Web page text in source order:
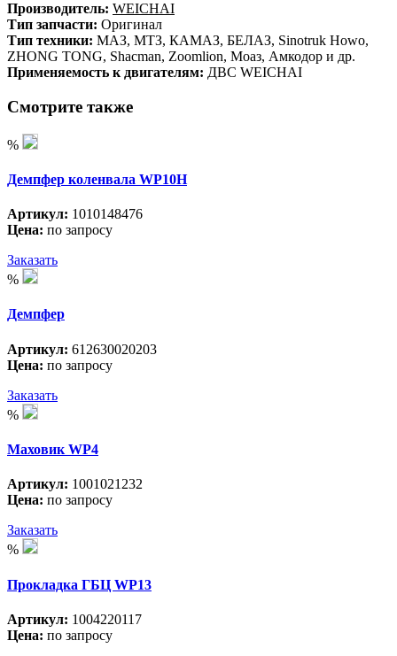
Производитель: WEICHAI
Тип запчасти: Оригинал
Тип техники: МАЗ, МТЗ, КАМАЗ, БЕЛАЗ, Sinotruk Howo,
ZHONG TONG, Shacman, Zoomlion, Моаз, Амкодор и др.
Применяемость к двигателям: ДВС WEICHAI
Смотрите также
%
Демпфер коленвала WP10H
Артикул: 1010148476
Цена: по запросу
Заказать
%
Демпфер
Артикул: 612630020203
Цена: по запросу
Заказать
%
Маховик WP4
Артикул: 1001021232
Цена: по запросу
Заказать
%
Прокладка ГБЦ WP13
Артикул: 1004220117
Цена: по запросу